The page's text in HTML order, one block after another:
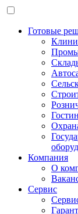
Готовые
Компания
О
Сервис